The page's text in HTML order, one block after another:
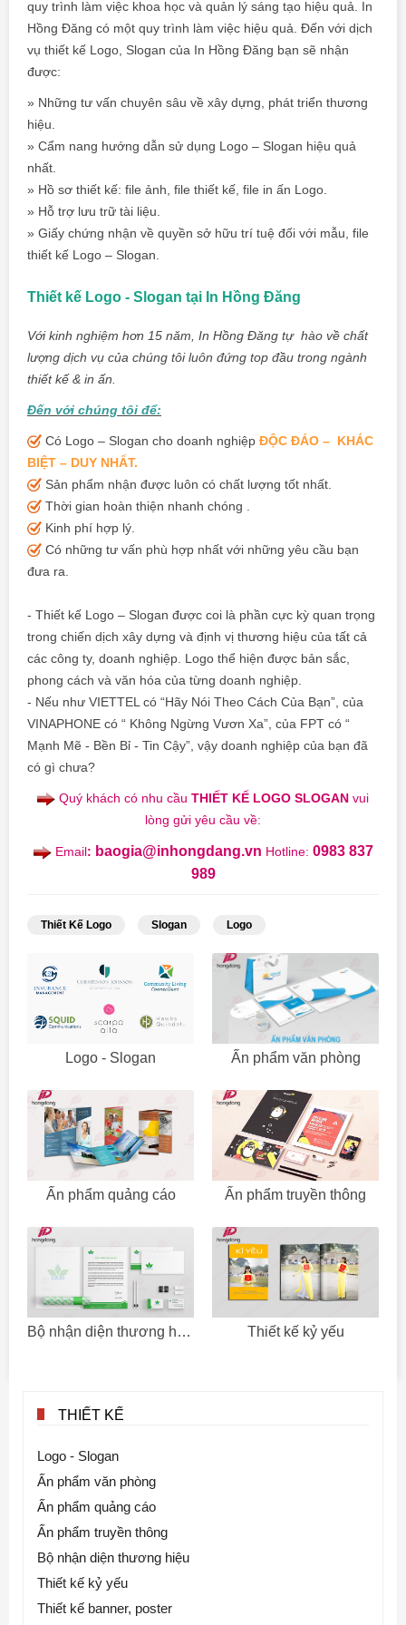
quy trình làm việc khoa học và quản lý sáng tạo hiệu quả. In
Hồng Đăng có một quy trình làm việc hiệu quả. Đến với dịch
vụ thiết kế Logo, Slogan của In Hồng Đăng bạn sẽ nhận
được:
» Những tư vấn chuyên sâu về xây dựng, phát triển thương
hiệu.
» Cẩm nang hướng dẫn sử dụng Logo – Slogan hiệu quả
nhất.
» Hồ sơ thiết kế: file ảnh, file thiết kế, file in ấn Logo.
» Hỗ trợ lưu trữ tài liệu.
» Giấy chứng nhận về quyền sở hữu trí tuệ đối với mẫu, file
thiết kế Logo – Slogan.
Thiết kế Logo - Slogan tại In Hồng Đăng
Với kinh nghiệm hơn 15 năm, In Hồng Đăng tự hào về chất
lượng dịch vụ của chúng tôi luôn đứng top đầu trong ngành
thiết kế & in ấn.
Đến với chúng tôi để:
Có Logo – Slogan cho doanh nghiệp ĐỘC ĐÁO – KHÁC
BIỆT – DUY NHẤT.
Sản phẩm nhận được luôn có chất lượng tốt nhất.
Thời gian hoàn thiện nhanh chóng .
Kinh phí hợp lý.
Có những tư vấn phù hợp nhất với những yêu cầu bạn
đưa ra.
- Thiết kế Logo – Slogan được coi là phần cực kỳ quan trọng
trong chiến dịch xây dựng và định vị thương hiệu của tất cả
các công ty, doanh nghiệp. Logo thể hiện được bản sắc,
phong cách và văn hóa của từng doanh nghiệp.
- Nếu như VIETTEL có “Hãy Nói Theo Cách Của Bạn”, của
VINAPHONE có “ Không Ngừng Vươn Xa”, của FPT có “
Mạnh Mẽ - Bền Bỉ - Tin Cậy”, vậy doanh nghiệp của bạn đã
có gì chưa?
Quý khách có nhu cầu THIẾT KẾ LOGO SLOGAN vui
lòng gửi yêu cầu về:
Email: baogia@inhongdang.vn Hotline: 0983 837
989
Thiết Kế Logo Slogan Logo
Logo - Slogan Ấn phẩm văn phòng
Ấn phẩm quảng cáo Ấn phẩm truyền thông
Bộ nhận diện thương hiệu Thiết kế kỷ yếu
THIẾT KẾ
Logo - Slogan
Ấn phẩm văn phòng
Ấn phẩm quảng cáo
Ấn phẩm truyền thông
Bộ nhận diện thương hiệu
Thiết kế kỷ yếu
Thiết kế banner, poster